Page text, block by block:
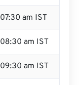
07:30 am IST
08:30 am IST
09:30 am IST